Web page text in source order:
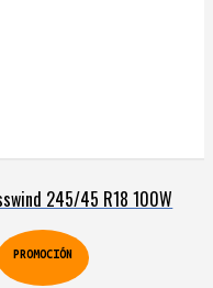
245/45 R18 100W
PROMOCIÓN